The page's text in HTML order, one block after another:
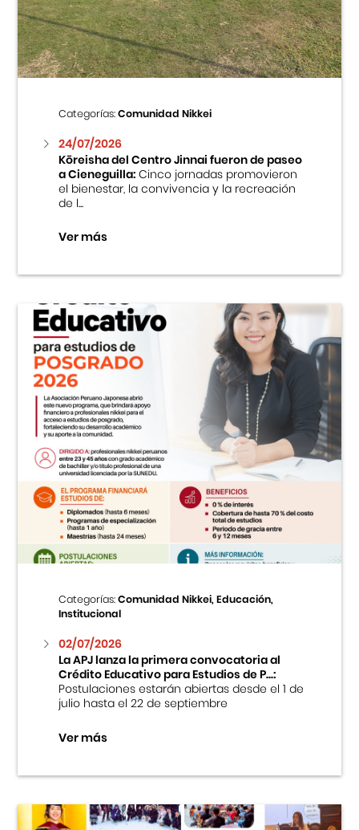
Centro Cultural Peruano Japonés
Cursos
Museo de la Inmigración Japonesa
Fondo Editorial
Teatro Peruano Japonés
Categorías:Comunidad Nikkei
24/07/2026
Kōreisha del Centro Jinnai fueron de paseo
a Cieneguilla:Cinco jornadas promovieron
el bienestar, la convivencia y la recreación
de l...
Ver más
Categorías:Comunidad Nikkei, Educación,
Institucional
02/07/2026
La APJ lanza la primera convocatoria al
Crédito Educativo para Estudios de P...:
Postulaciones estarán abiertas desde el 1 de
julio hasta el 22 de septiembre
Ver más